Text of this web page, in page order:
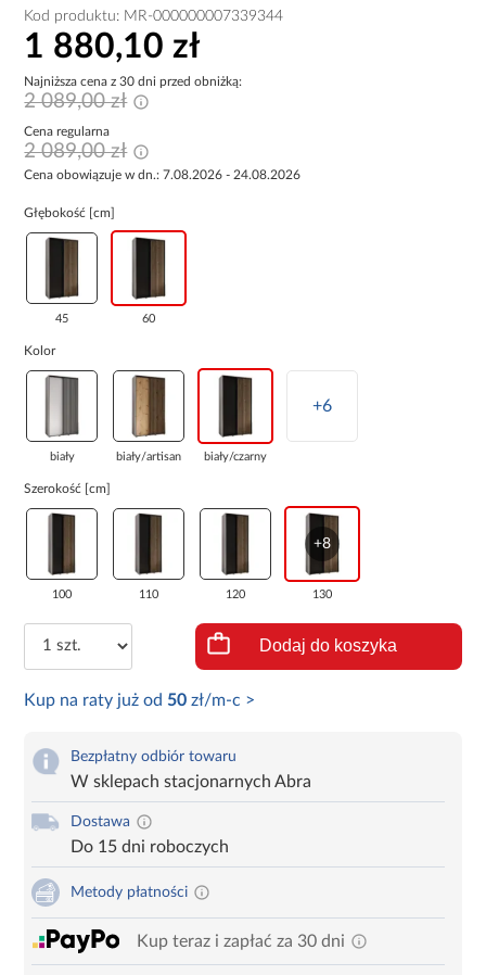
Kod produktu: MR-000000007339344
1 880,10 zł
Najniższa cena z 30 dni przed obniżką:
2 089,00 zł
Cena regularna
2 089,00 zł
Cena obowiązuje w dn.: 7.08.2026 - 24.08.2026
Głębokość [cm]
45 60
Kolor
biały biały/artisan biały/czarny
+6
Szerokość [cm]
100 110 120
+8
130
Dodaj do koszyka
Kup na raty już od 50 zł/m-c >
Bezpłatny odbiór towaru
W sklepach stacjonarnych Abra
Dostawa
Do 15 dni roboczych
Metody płatności
Kup teraz i zapłać za 30 dni